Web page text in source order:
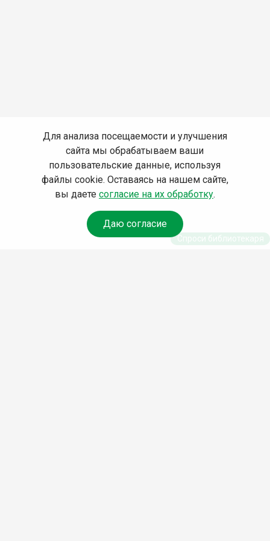
Для анализа посещаемости и улучшения
сайта мы обрабатываем ваши
пользовательские данные, используя
файлы cookie. Оставаясь на нашем сайте,
вы даете согласие на их обработку.
Даю согласие
Спроси библиотекаря